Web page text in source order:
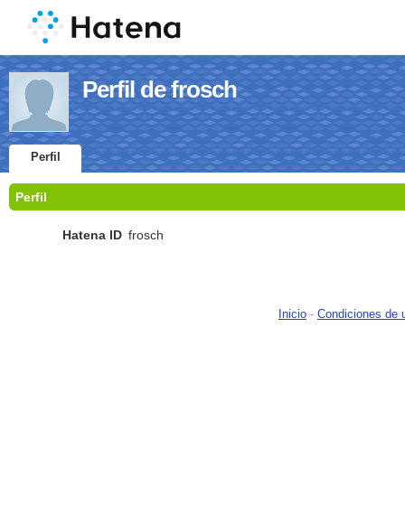
Perfil de frosch
Perfil
Perfil
Hatena ID frosch
Inicio - Condiciones de